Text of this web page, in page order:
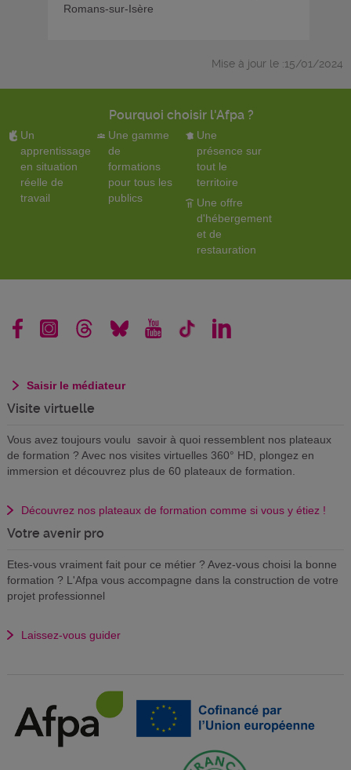
Romans-sur-Isère
Mise à jour le :15/01/2024
Pourquoi choisir l'Afpa ?
Un
apprentissage
en situation
réelle de
travail
Une gamme
de
formations
pour tous les
publics
Une
présence sur
tout le
territoire
Une offre
d'hébergement
et de
restauration
Saisir le médiateur
Visite virtuelle
Vous avez toujours voulu savoir à quoi ressemblent nos plateaux
de formation ? Avec nos visites virtuelles 360° HD, plongez en
immersion et découvrez plus de 60 plateaux de formation.
Découvrez nos plateaux de formation comme si vous y étiez !
Votre avenir pro
Etes-vous vraiment fait pour ce métier ? Avez-vous choisi la bonne
formation ? L'Afpa vous accompagne dans la construction de votre
projet professionnel
Laissez-vous guider